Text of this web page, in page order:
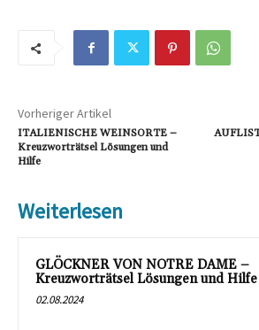
Vorheriger Artikel
ITALIENISCHE WEINSORTE –
Kreuzworträtsel Lösungen und
Hilfe
Weiterlesen
GLÖCKNER VON NOTRE DAME –
Kreuzworträtsel Lösungen und Hilfe
02.08.2024